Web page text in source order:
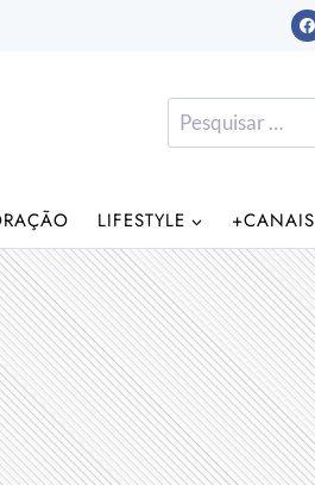
Pesquisar
por:
LIFESTYLE +CANAIS